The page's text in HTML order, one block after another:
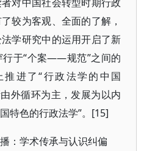
较为客观、全面的了解，
学研究中的运用开启了新
行于“个案——规范”之间的
进了“行政法学的中国
外循环为主，发展为以内
特色的行政法学”。[15]
：学术传承与认识纠偏